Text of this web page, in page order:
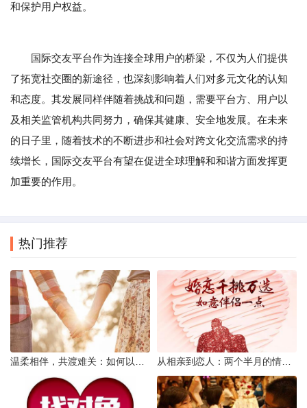
和保护用户权益。
国际交友平台作为连接全球用户的桥梁，不仅为人们提供
了拓宽社交圈的新途径，也深刻影响着人们对多元文化的认知
和态度。其发展同样伴随着挑战和问题，需要平台方、用户以
及相关监管机构共同努力，确保其健康、安全地发展。在未来
的日子里，随着技术的不断进步和社会对跨文化交流需求的持
续增长，国际交友平台有望在促进全球理解和和谐方面发挥更
加重要的作用。
热门推荐